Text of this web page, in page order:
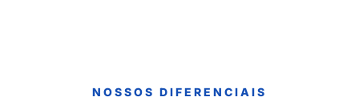
NOSSOS DIFERENCIAIS